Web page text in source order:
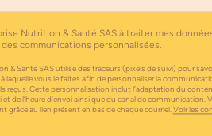
à la croissance et au
et les crustacés, elle est
au squelette, elle aussi, peut
les céréales, les légumes
Nutrition & Santé SAS à traiter mes
communications personnalisées.
& Santé SAS utilise des traceurs (pixels de suivi) pour
à laquelle vous le faites afin de personnaliser la
reçus. Cette personnalisation inclut l’adaptation du
et de l’heure d’envoi ainsi que du canal de
grâce au lien présent en bas de chaque courriel.Voir les